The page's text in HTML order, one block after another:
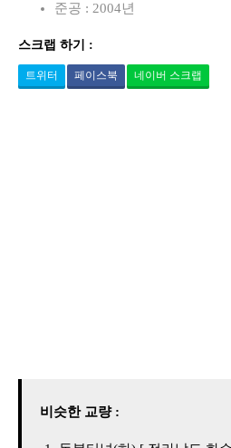
준공 : 2004년
스크랩 하기 :
트위터 페이스북 네이버 스크랩
비슷한 교량 :